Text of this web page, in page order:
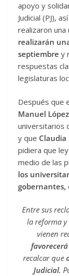
apoyo y
Judicial (PJ),
realizaron
realizarán
septiembre y
respuestas
legislaturas
Después que
Manuel
universitarios
y que
pidiera que
medio de las
los
gobernantes,
Entre sus
la reforma y
vienen
recalcar que
Judicial.